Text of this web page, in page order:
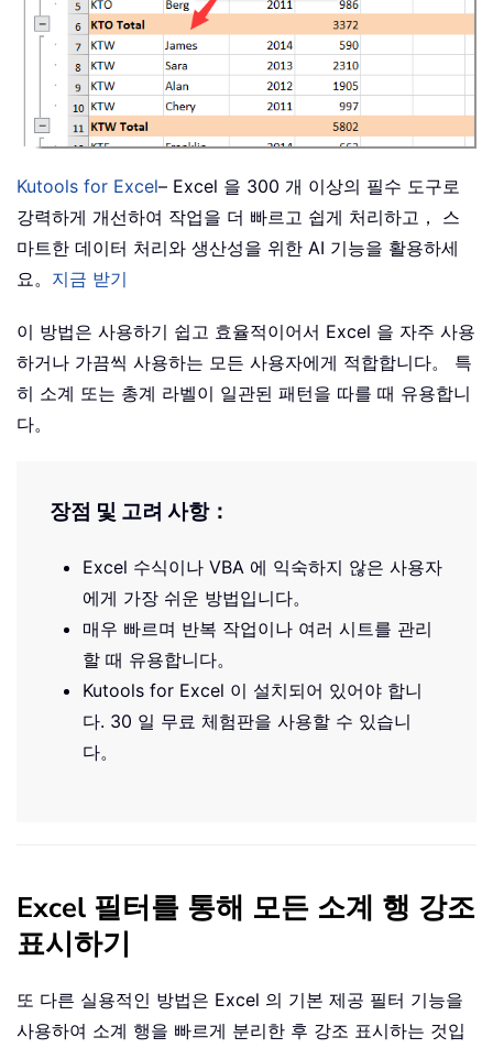
Kutools for Excel– Excel 을 300 개 이상의 필수 도구로
강력하게 개선하여 작업을 더 빠르고 쉽게 처리하고， 스
마트한 데이터 처리와 생산성을 위한 AI 기능을 활용하세
요。 지금 받기
이 방법은 사용하기 쉽고 효율적이어서 Excel 을 자주 사용
하거나 가끔씩 사용하는 모든 사용자에게 적합합니다。 특
히 소계 또는 총계 라벨이 일관된 패턴을 따를 때 유용합니
다。
장점 및 고려 사항：
Excel 수식이나 VBA 에 익숙하지 않은 사용자
에게 가장 쉬운 방법입니다。
매우 빠르며 반복 작업이나 여러 시트를 관리
할 때 유용합니다。
Kutools for Excel 이 설치되어 있어야 합니
다. 30 일 무료 체험판을 사용할 수 있습니
다。
Excel 필터를 통해 모든 소계 행 강조
표시하기
또 다른 실용적인 방법은 Excel 의 기본 제공 필터 기능을
사용하여 소계 행을 빠르게 분리한 후 강조 표시하는 것입